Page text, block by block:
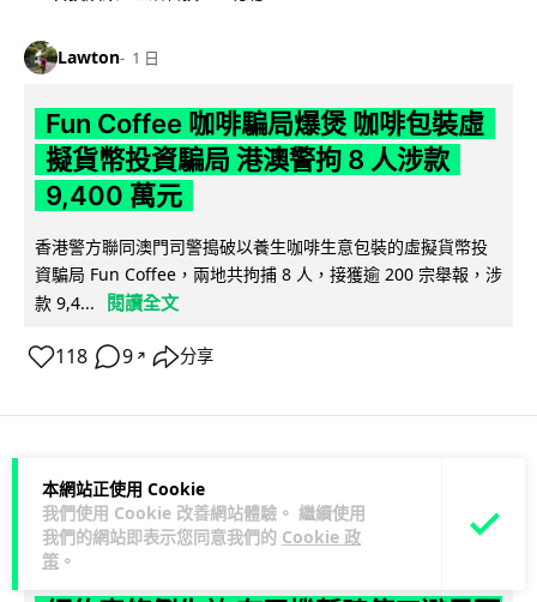
本網站正使用 Cookie
我們使用 Cookie 改善網站體驗。 繼續使用
我們的網站即表示您同意我們的 Cookie 政
策 。
Lawton 1 日
Fun Coffee 咖啡騙局爆煲 咖啡包裝虛
擬貨幣投資騙局 港澳警拘 8 人涉款
9,400 萬元
香港警方聯同澳門司警搗破以養生咖啡生意包裝的虛擬貨幣投
資騙局 Fun Coffee，兩地共拘捕 8 人，接獲逾 200 宗舉報，涉
款 9,4...
閱讀全文
118 9 ↗ 分享
科技娛樂 生活科技
Lawton 1 日